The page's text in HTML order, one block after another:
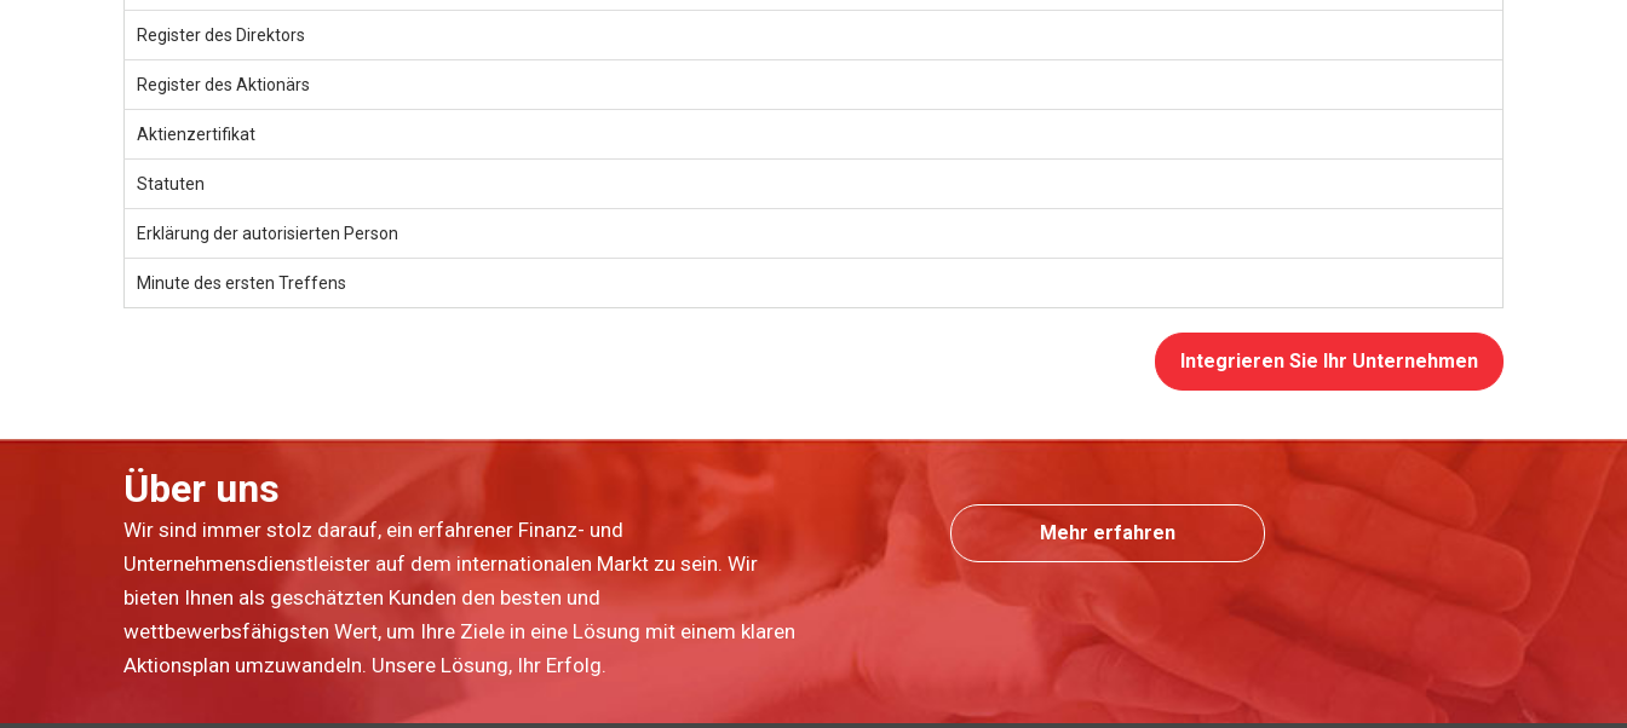
Register des Direktors
Register des Aktionärs
Aktienzertifikat
Statuten
Erklärung der autorisierten Person
Minute des ersten Treffens
Integrieren Sie Ihr Unternehmen
Über uns
Wir sind immer stolz darauf, ein erfahrener Finanz- und
Unternehmensdienstleister auf dem internationalen Markt zu sein. Wir
bieten Ihnen als geschätzten Kunden den besten und
wettbewerbsfähigsten Wert, um Ihre Ziele in eine Lösung mit einem klaren
Aktionsplan umzuwandeln. Unsere Lösung, Ihr Erfolg.
Mehr erfahren